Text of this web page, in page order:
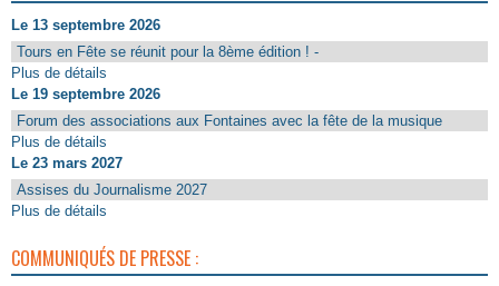
Le 13 septembre 2026
Tours en Fête se réunit pour la 8ème édition ! -
Plus de détails
Le 19 septembre 2026
Forum des associations aux Fontaines avec la fête de la musique
Plus de détails
Le 23 mars 2027
Assises du Journalisme 2027
Plus de détails
COMMUNIQUÉS DE PRESSE :